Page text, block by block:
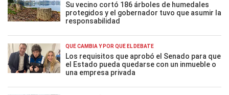
Su vecino cortó 186 árboles de humedales
protegidos y el gobernador tuvo que asumir la
responsabilidad
QUÉ CAMBIA Y POR QUÉ EL DEBATE
Los requisitos que aprobó el Senado para que
el Estado pueda quedarse con un inmueble o
una empresa privada